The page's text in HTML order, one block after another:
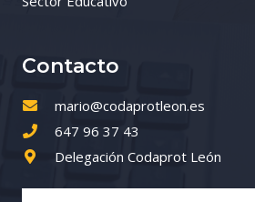
Contacto
mario@codaprotleon.es
647 96 37 43
Delegación Codaprot León